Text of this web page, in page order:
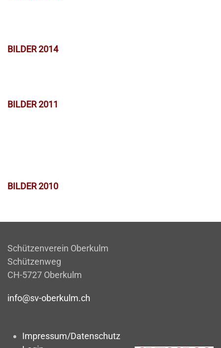
BILDER 2014
BILDER 2011
BILDER 2010
Schützenverein Oberkulm
Schützenweg
CH-5727 Oberkulm
info@sv-oberkulm.ch
Impressum/Datenschutz